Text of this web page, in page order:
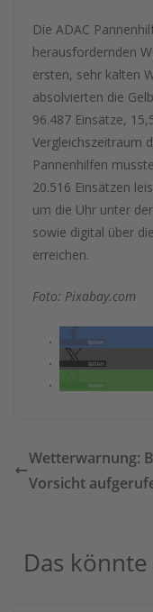
Die ADAC
herausfordernden
ersten, sehr kalten
absolvierten die
96.487 Einsätze,
Vergleichszeitraum
Pannenhilfen
20.516 Einsätzen
um die Uhr unter
sowie digital über
erreichen.
Foto: Pixabay.com
teilen
teilen
teilen
Wetterwarnung:
Vorsicht
Das